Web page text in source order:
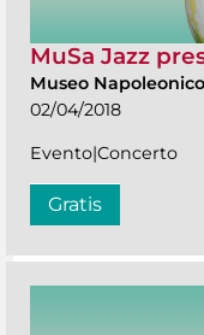
MuSa Jazz
Museo Napoleonico
02/04/2018
Evento|Concerto
Gratis